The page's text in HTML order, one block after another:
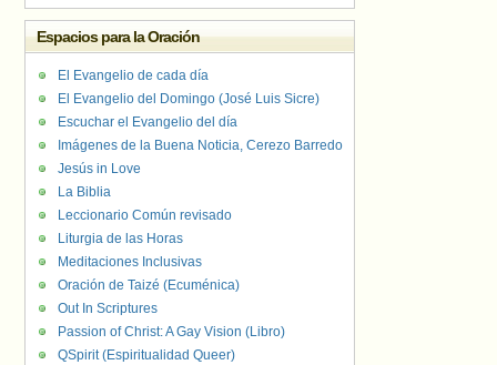
Espacios para la Oración
El Evangelio de cada día
El Evangelio del Domingo (José Luis Sicre)
Escuchar el Evangelio del día
Imágenes de la Buena Noticia, Cerezo Barredo
Jesús in Love
La Biblia
Leccionario Común revisado
Liturgia de las Horas
Meditaciones Inclusivas
Oración de Taizé (Ecuménica)
Out In Scriptures
Passion of Christ: A Gay Vision (Libro)
QSpirit (Espiritualidad Queer)